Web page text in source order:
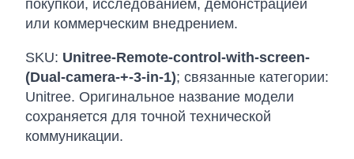
покупкой, исследованием, демонстрацией
или коммерческим внедрением.
SKU: Unitree-Remote-control-with-screen-
(Dual-camera-+-3-in-1); связанные категории:
Unitree. Оригинальное название модели
сохраняется для точной технической
коммуникации.